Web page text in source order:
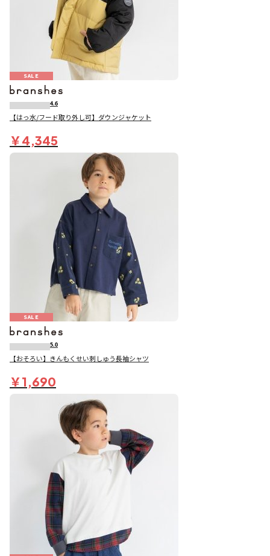
SALE
4.6
【はっ水/フード取り外し可】ダウンジャケット
￥4,345
SALE
5.0
【おそろい】きんもくせい刺しゅう長袖シャツ
￥1,690